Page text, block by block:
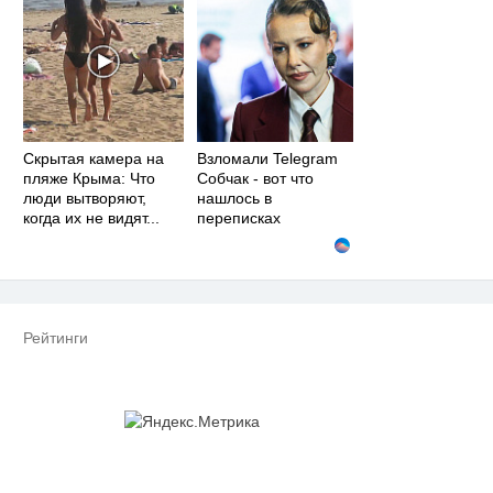
Скрытая камера на
пляже Крыма: Что
люди вытворяют,
когда их не видят...
Взломали Telegram
Собчак - вот что
нашлось в
переписках
Рейтинги